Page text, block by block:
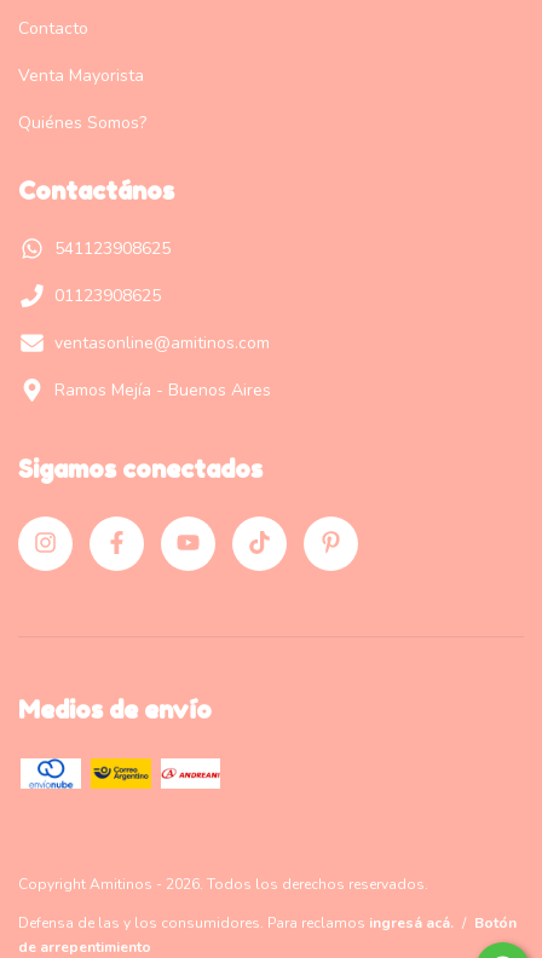
Contacto
Venta Mayorista
Quiénes Somos?
Contactános
541123908625
01123908625
ventasonline@amitinos.com
Ramos Mejía - Buenos Aires
Sigamos conectados
Medios de envío
Copyright Amitinos - 2026. Todos los derechos reservados.
Defensa de las y los consumidores. Para reclamos ingresá acá. / Botón
de arrepentimiento